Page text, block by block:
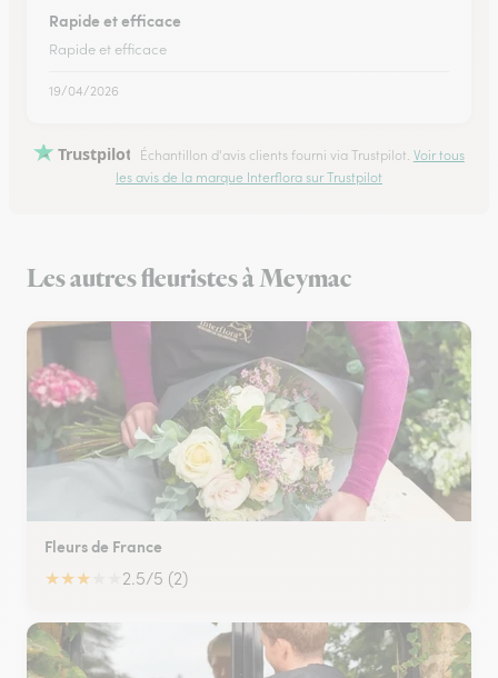
Rapide et efficace
Rapide et efficace
19/04/2026
Trustpilot Échantillon d'avis clients fourni via Trustpilot. Voir tous
les avis de la marque Interflora sur Trustpilot
Les autres fleuristes à Meymac
Fleurs de France
★★★ 2.5/5 (2)